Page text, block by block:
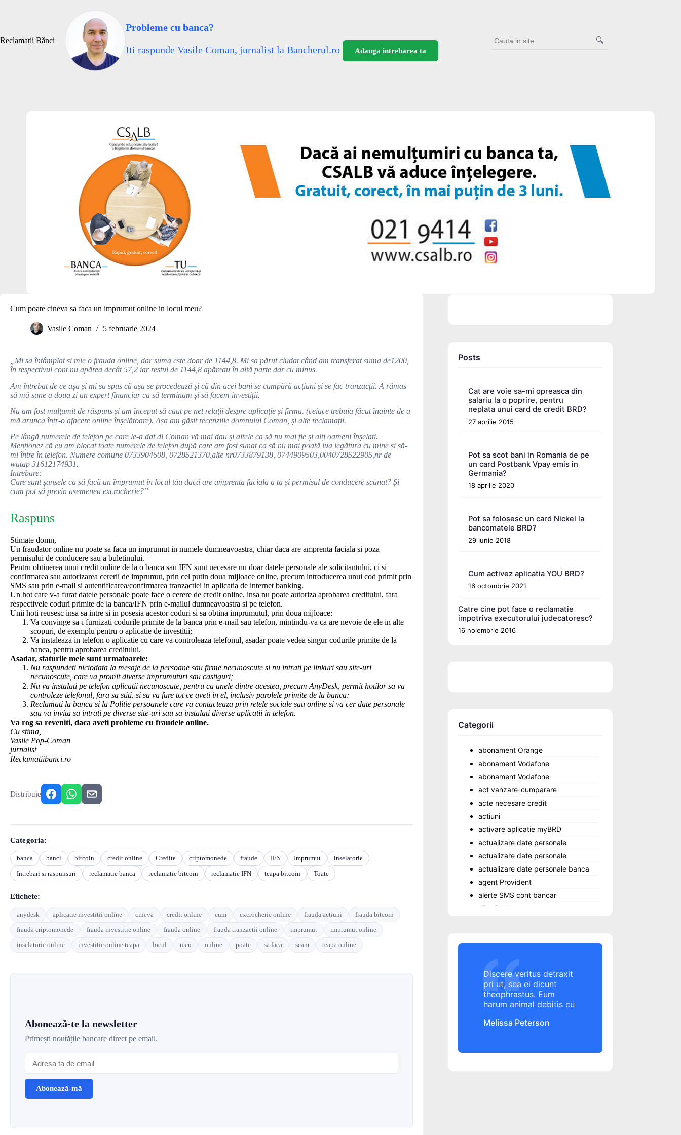
Reclamații Bănci
Probleme cu banca?
Iti raspunde Vasile Coman, jurnalist la Bancherul.ro
Adauga intrebarea ta
Cauta
🔍
Cum poate cineva sa faca un imprumut online in locul meu?
Vasile Coman 5 februarie 2024
„Mi sa întâmplat și mie o frauda online, dar suma este doar de 1144,8. Mi sa părut ciudat când am transferat suma de1200,
în respectivul cont nu apărea decât 57,2 iar restul de 1144,8 apăreau în altă parte dar cu minus.
Am întrebat de ce așa și mi sa spus că așa se procedează și că din acei bani se cumpără acțiuni și se fac tranzacții. A rămas
să mă sune a doua zi un expert financiar ca să terminam și să facem investiții.
Nu am fost mulțumit de răspuns și am început să caut pe net relații despre aplicație și firma. (ceiace trebuia făcut înainte de a
mă arunca într-o afacere online înșelătoare). Așa am găsit recenziile domnului Coman, și alte reclamații.
Pe lângă numerele de telefon pe care le-a dat dl Coman vă mai dau și altele ca să nu mai fie și alți oameni înșelați.
Menționez că eu am blocat toate numerele de telefon după care am fost sunat ca să nu mai poată lua legătura cu mine și să-
mi între în telefon. Numere comune 0733904608, 0728521370,alte nr0733879138, 0744909503,0040728522905,nr de
watap 31612174931.
Intrebare:
Care sunt șansele ca să facă un împrumut în locul tău dacă are amprenta faciala a ta și permisul de conducere scanat? Și
cum pot să previn asemenea excrocherie?”
Raspuns
Stimate domn,
Un fraudator online nu poate sa faca un imprumut in numele dumneavoastra, chiar daca are amprenta faciala si poza
permisului de conducere sau a buletinului.
Pentru obtinerea unui credit online de la o banca sau IFN sunt necesare nu doar datele personale ale solicitantului, ci si
confirmarea sau autorizarea cererii de imprumut, prin cel putin doua mijloace online, precum introducerea unui cod primit prin
SMS sau prin e-mail si autentificarea/confirmarea tranzactiei in aplicatia de internet banking.
Un hot care v-a furat datele personale poate face o cerere de credit online, insa nu poate autoriza aprobarea creditului, fara
respectivele coduri primite de la banca/IFN prin e-mailul dumneavoastra si pe telefon.
Unii hoti reusesc insa sa intre si in posesia acestor coduri si sa obtina imprumutul, prin doua mijloace:
Va convinge sa-i furnizati codurile primite de la banca prin e-mail sau telefon, mintindu-va ca are nevoie de ele in alte
scopuri, de exemplu pentru o aplicatie de investitii;
Va instaleaza in telefon o aplicatie cu care va controleaza telefonul, asadar poate vedea singur codurile primite de la
banca, pentru aprobarea creditului.
Asadar, sfaturile mele sunt urmatoarele:
Nu raspundeti niciodata la mesaje de la persoane sau firme necunoscute si nu intrati pe linkuri sau site-uri
necunoscute, care va promit diverse imprumuturi sau castiguri;
Nu va instalati pe telefon aplicatii necunoscute, pentru ca unele dintre acestea, precum AnyDesk, permit hotilor sa va
controleze telefonul, fara sa stiti, si sa va fure tot ce aveti in el, inclusiv parolele primite de la banca;
Reclamati la banca si la Politie persoanele care va contacteaza prin retele sociale sau online si va cer date personale
sau va invita sa intrati pe diverse site-uri sau sa instalati diverse aplicatii in telefon.
Va rog sa reveniti, daca aveti probleme cu fraudele online.
Cu stima,
Vasile Pop-Coman
jurnalist
Reclamatiibanci.ro
Distribuie
Categoria:
banca banci bitcoin credit online Credite criptomonede fraude IFN Imprumut
inselatorie
Intrebari si raspunsuri
reclamatie banca reclamatie bitcoin reclamatie IFN teapa bitcoin Toate
Etichete:
anydesk aplicatie investitii online cineva credit online cum excrocherie online frauda actiuni
frauda bitcoin
frauda criptomonede
frauda investitie online frauda online frauda tranzactii online imprumut
imprumut online
inselatorie online
investitie online teapa locul meu online poate sa faca scam teapa online
Abonează-te la newsletter
Primești noutățile bancare direct pe email.
Posts
Cat are voie sa-mi opreasca din
salariu la o poprire, pentru
neplata unui card de credit BRD?
27 aprilie 2015
Pot sa scot bani in Romania de pe
un card Postbank Vpay emis in
Germania?
18 aprilie 2020
Pot sa folosesc un card Nickel la
bancomatele BRD?
29 iunie 2018
Cum activez aplicatia YOU BRD?
16 octombrie 2021
Catre cine pot face o reclamatie
impotriva executorului judecatoresc?
16 noiembrie 2016
Categorii
abonament Orange
abonament Vodafone
abonament Vodafone
act vanzare-cumparare
acte necesare credit
actiuni
activare aplicatie myBRD
actualizare date personale
actualizare date personale
actualizare date personale banca
agent Provident
alerte SMS cont bancar
Alior Bank
Alpha Bank
Altex
amanare rata credit
amanare rata credit
amanare rate credit
ANAF
Discere veritus detraxit
pri ut, sea ei dicunt
theophrastus. Eum
harum animal debitis cu
Melissa Peterson